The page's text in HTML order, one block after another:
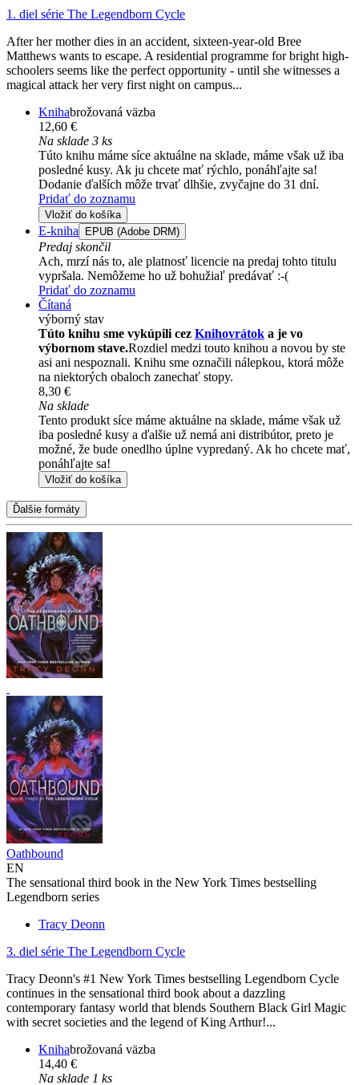
1. diel série The Legendborn Cycle
After her mother dies in an accident, sixteen-year-old Bree
Matthews wants to escape. A residential programme for bright high-
schoolers seems like the perfect opportunity - until she witnesses a
magical attack her very first night on campus...
Knihabrožovaná väzba
12,60 €
Na sklade 3 ks
Túto knihu máme síce aktuálne na sklade, máme však už iba
posledné kusy. Ak ju chcete mať rýchlo, ponáhľajte sa!
Dodanie ďalších môže trvať dlhšie, zvyčajne do 31 dní.
Pridať do zoznamu
Vložiť do košíka
E-kniha EPUB (Adobe DRM)
Predaj skončil
Ach, mrzí nás to, ale platnosť licencie na predaj tohto titulu
vypršala. Nemôžeme ho už bohužiaľ predávať :-(
Pridať do zoznamu
Čítaná
výborný stav
Túto knihu sme vykúpili cez Knihovrátok a je vo
výbornom stave.Rozdiel medzi touto knihou a novou by ste
asi ani nespoznali. Knihu sme označili nálepkou, ktorá môže
na niektorých obaloch zanechať stopy.
8,30 €
Na sklade
Tento produkt síce máme aktuálne na sklade, máme však už
iba posledné kusy a ďalšie už nemá ani distribútor, preto je
možné, že bude onedlho úplne vypredaný. Ak ho chcete mať,
ponáhľajte sa!
Vložiť do košíka
Ďalšie formáty
Oathbound
EN
The sensational third book in the New York Times bestselling
Legendborn series
Tracy Deonn
3. diel série The Legendborn Cycle
Tracy Deonn's #1 New York Times bestselling Legendborn Cycle
continues in the sensational third book about a dazzling
contemporary fantasy world that blends Southern Black Girl Magic
with secret societies and the legend of King Arthur!...
Knihabrožovaná väzba
14,40 €
Na sklade 1 ks